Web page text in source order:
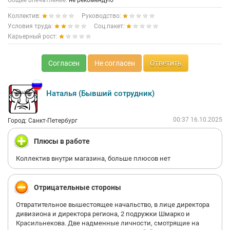
Коллектив:
Руководство:
Условия труда:
Соц.пакет:
Карьерный рост:
Согласен Не согласен Ответить
Наталья (Бывший сотрудник)
Город: Санкт-Петербург 00:37 16.10.2025
Плюсы в работе
Коллектив внутри магазина, больше плюсов нет
Отрицательные стороны
Отвратительное вышестоящее начальство, в лице директора
дивизиона и директора региона, 2 подружки Шмарко и
Красильнекова. Две надменные личности, смотрящие на